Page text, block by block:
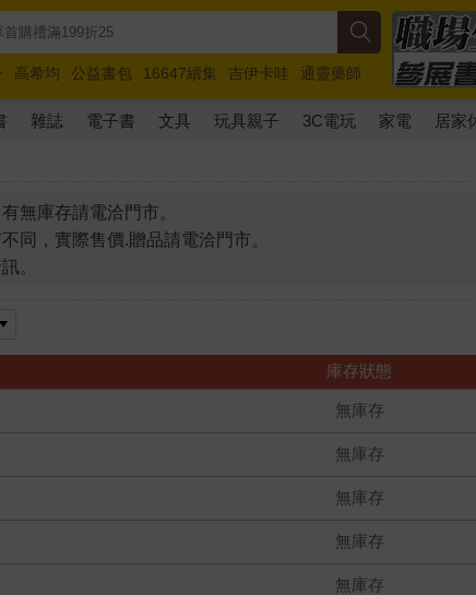
高希均 公益書包 16647續集 吉伊卡哇
通靈藥師
馬斯克 玩具總動員5 超慢跑
雜誌 電子書 文具 玩具親子 3C電玩 家電 居家
無庫存請電洽門市。
同，實際售價.贈品請電洽門市。
。
庫存狀態
無庫存
無庫存
無庫存
無庫存
無庫存